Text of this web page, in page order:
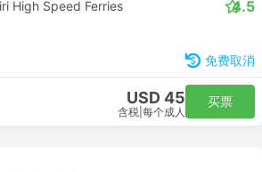
High Speed Ferries 4.5
免费取消
USD 45
含税 每个成人
买票